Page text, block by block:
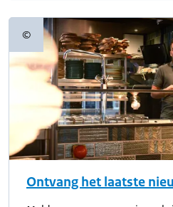
©Copyrightinformatie
Ontvang het laatste